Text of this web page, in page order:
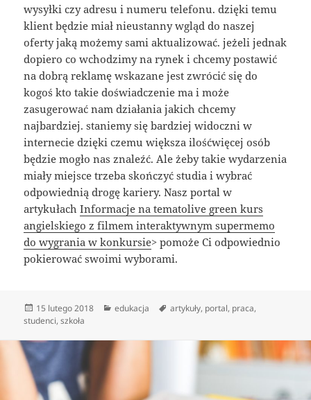
wysyłki czy adresu i numeru telefonu. dzięki temu
klient będzie miał nieustanny wgląd do naszej
oferty jaką możemy sami aktualizować. jeżeli jednak
dopiero co wchodzimy na rynek i chcemy postawić
na dobrą reklamę wskazane jest zwrócić się do
kogoś kto takie doświadczenie ma i może
zasugerować nam działania jakich chcemy
najbardziej. staniemy się bardziej widoczni w
internecie dzięki czemu większa ilośćwięcej osób
będzie mogło nas znaleźć. Ale żeby takie wydarzenia
miały miejsce trzeba skończyć studia i wybrać
odpowiednią drogę kariery. Nasz portal w
artykułachInformacje na tematolive green kurs
angielskiego z filmem interaktywnym supermemo
do wygrania w konkursie> pomoże Ci odpowiednio
pokierować swoimi wyborami.
Data
publikacji
15 lutego 2018 Kategorie
edukacja Tagi
artykuły, portal, praca,
studenci,szkoła